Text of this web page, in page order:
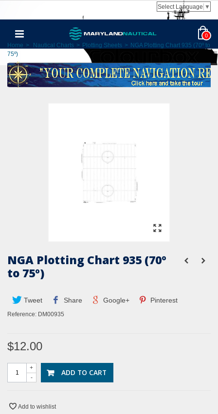
Select Language ▼
0
Home > Nautical Charts > Plotting Sheets > NGA Plotting Chart 935 (70º to
75º)
NGA Plotting Chart 935 (70º
to 75º)
Tweet Share Google+ Pinterest
Reference: DM00935
$12.00
-
+ ADD TO CART
Add to wishlist